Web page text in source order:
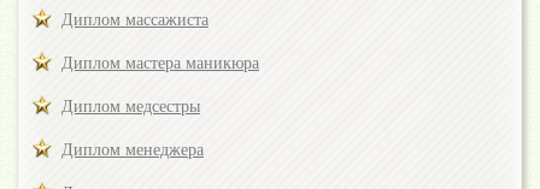
Диплом массажиста
Диплом мастера маникюра
Диплом медсестры
Диплом менеджера